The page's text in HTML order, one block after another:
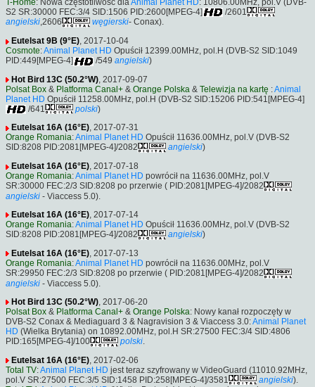
S2 SR:30000 FEC:3/4 SID:1506 PID:2600[MPEG-4]
/2601
angielski,2606 węgierski- Conax).
Eutelsat 9B (9°E), 2017-10-04
Cosmote:Animal Planet HD Opuścił 12399.00MHz, pol.H (DVB-S2 SID:1049
PID:449[MPEG-4]
/549 angielski)
Hot Bird 13C (50.2°W) , 2017-09-07
Polsat Box & Platforma Canal+ & Orange Polska & Telewizja na kartę :Animal
Planet HD Opuścił 11258.00MHz, pol.H (DVB-S2 SID:15206 PID:541[MPEG-4]
/641
polski)
Eutelsat 16A (16°E), 2017-07-31
Orange Romania:Animal Planet HD Opuścił 11636.00MHz, pol.V (DVB-S2
SID:8208 PID:2081[MPEG-4]/2082
angielski)
Eutelsat 16A (16°E), 2017-07-18
Orange Romania:Animal Planet HD powrócił na 11636.00MHz, pol.V
SR:30000 FEC:2/3 SID:8208 po przerwie ( PID:2081[MPEG-4]/2082
angielski - Viaccess 5.0).
Eutelsat 16A (16°E), 2017-07-14
Orange Romania:Animal Planet HD Opuścił 11636.00MHz, pol.V (DVB-S2
SID:8208 PID:2081[MPEG-4]/2082
angielski)
Eutelsat 16A (16°E), 2017-07-13
Orange Romania:Animal Planet HD powrócił na 11636.00MHz, pol.V
SR:29950 FEC:2/3 SID:8208 po przerwie ( PID:2081[MPEG-4]/2082
angielski - Viaccess 5.0).
Hot Bird 13C (50.2°W) , 2017-06-20
Polsat Box & Platforma Canal+ & Orange Polska: Nowy kanał rozpoczęty w
DVB-S2 Conax & Mediaguard 3 & Nagravision 3 & Viaccess 3.0:Animal Planet
HD (Wielka Brytania) on 10892.00MHz, pol.H SR:27500 FEC:3/4 SID:4806
PID:165[MPEG-4]/100
polski
Eutelsat 16A (16°E) , 2017-02-06
Total TV:Animal Planet HD jest teraz szyfrowany w VideoGuard (11010.92MHz,
pol.V SR:27500 FEC:3/5 SID:1458 PID:258[MPEG-4]/3581
angielski).